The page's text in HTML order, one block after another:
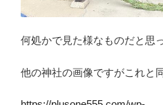
何処かで見た様なものだと思
他の神社の画像ですがこれと